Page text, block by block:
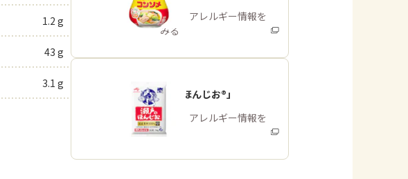
1.2 g
43 g
3.1 g
商品・アレルギー情報を
みる
「瀬戸のほんじお®」
商品・アレルギー情報を
みる